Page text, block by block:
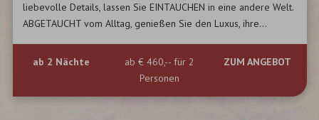
liebevolle Details, lassen Sie EINTAUCHEN in eine andere Welt.
ABGETAUCHT vom Alltag, genießen Sie den Luxus, ihre...
ab 2 Nächte ab € 460,-- für 2
Personen
ZUM ANGEBOT